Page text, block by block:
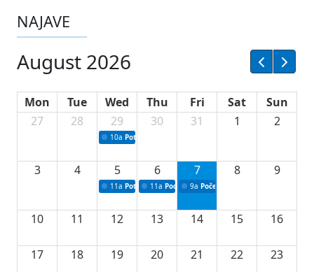
NAJAVE
August 2026
Mon Tue Wed Thu Fri Sat
Sun
27
28 29
10a Potpisivanje ugovora sa neprofitnim
30 31 1 2
3 4 5
11a Potpisivanje ugovora o stipendijama za
6
11a Podrška razvoju vodne infrastrukture u
7
9a Početak izgradnje nove
8 9
10 11 12 13 14 15 16
17 18 19 20 21 22 23